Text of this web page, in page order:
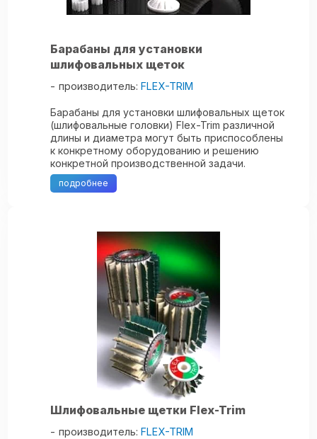
Барабаны для установки
шлифовальных щеток
производитель:FLEX-TRIM
Барабаны для установки шлифовальных щеток
(шлифовальные головки) Flex-Trim различной
длины и диаметра могут быть приспособлены
к конкретному оборудованию и решению
конкретной производственной задачи.
Уникальная система щеточного шлифования
Flex-Trim ...
подробнее
Шлифовальные щетки Flex-Trim
производитель:FLEX-TRIM